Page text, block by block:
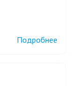
Подробнее